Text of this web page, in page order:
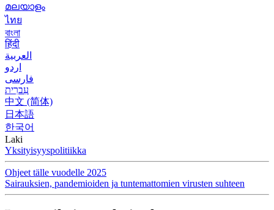
മലയാളം
ไทย
বাংলা
हिंदी
العربية
اردو
فارسی
עִברִית
中文 (简体)
日本語
한국어
Laki
Yksityisyyspolitiikka
Ohjeet tälle vuodelle 2025
Sairauksien, pandemioiden ja tuntemattomien virusten suhteen